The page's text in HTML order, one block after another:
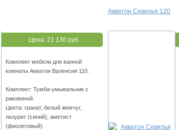
Цена: 21 130 руб.
Комплект мебели для ванной
комнаты Акватон Валенсия 110 .
Комплект: Тумба-умывальник с
раковиной.
Цвета: гранат, белый жемчуг,
лазурит (синий), аметист
(фиолетовый).
Акватон Севилья 120